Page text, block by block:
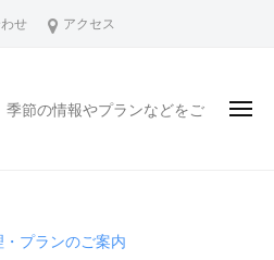
せ アクセス
節の情報やプランなどをご
メ
・プランのご案内